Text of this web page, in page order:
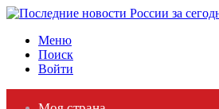
Меню
Поиск
Войти